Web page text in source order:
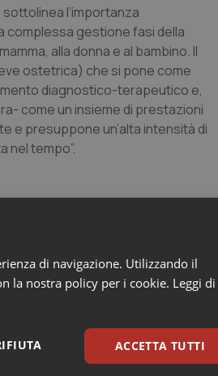
sottolinea l’importanza
complessa gestione fasi della
alla donna e al bambino. Il
ostetrica) che si pone come
diagnostico-terapeutico e,
come un insieme di prestazioni
e presuppone un’alta intensità di
nel tempo”.
la ricerca per
di navigazione. Utilizzando il
la nostra policy per i cookie. Leggi di
ACCETTA TUTTI